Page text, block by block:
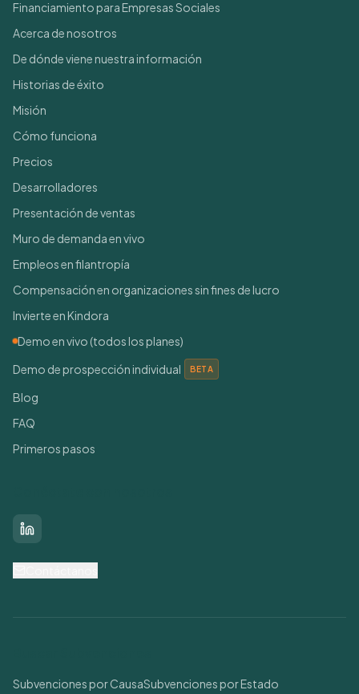
Financiamiento para Empresas Sociales
Acerca de nosotros
De dónde viene nuestra información
Historias de éxito
Misión
Cómo funciona
Precios
Desarrolladores
Presentación de ventas
Muro de demanda en vivo
Empleos en filantropía
Compensación en organizaciones sin fines de lucro
Invierte en Kindora
Demo en vivo (todos los planes)
Demo de prospección individual
BETA
Blog
FAQ
Primeros pasos
LinkedIn
Subvenciones por CausaSubvenciones por Estado